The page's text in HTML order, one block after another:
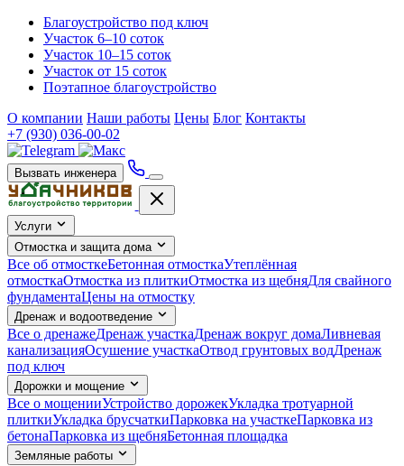
Благоустройство под ключ
Участок 6–10 соток
Участок 10–15 соток
Участок от 15 соток
Поэтапное благоустройство
О компании Наши работы Цены Блог Контакты
+7 (930) 036-00-02
Вызвать инженера
Услуги
Отмостка и защита дома
Все об отмосткеБетонная отмосткаУтеплённая
отмосткаОтмостка из плиткиОтмостка из щебняДля свайного
фундаментаЦены на отмостку
Дренаж и водоотведение
Все о дренажеДренаж участкаДренаж вокруг домаЛивневая
канализацияОсушение участкаОтвод грунтовых водДренаж
под ключ
Дорожки и мощение
Все о мощенииУстройство дорожекУкладка тротуарной
плиткиУкладка брусчаткиПарковка на участкеПарковка из
бетонаПарковка из щебняБетонная площадка
Земляные работы